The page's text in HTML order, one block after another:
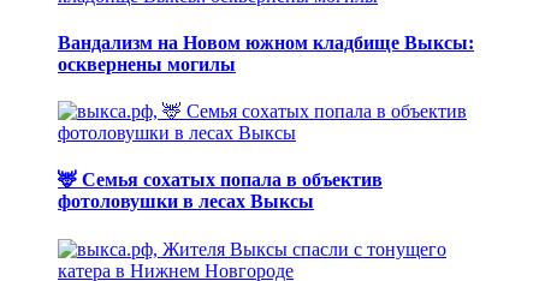
Вандализм на Новом южном кладбище Выксы:
осквернены могилы
🦌 Семья сохатых попала в объектив
фотоловушки в лесах Выксы